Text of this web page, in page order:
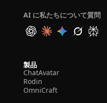
AI に私たちについて質問
製品
ChatAvatar
Rodin
OmniCraft